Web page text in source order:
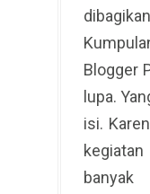
Blogger
lupa.
isi.